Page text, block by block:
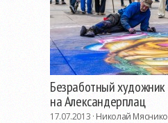
Безработный художник
на Александерплац
17.07.2013 ·Николай